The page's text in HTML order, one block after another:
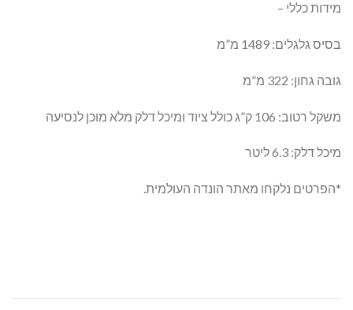
מידות כללי –
בסיס גלגלים: 1489 מ”מ
גובה גחון: 322 מ”מ
משקל רטוב: 106 ק”ג כולל ציוד ומיכל דלק מלא מוכן לנסיעה
מיכל דלק: 6.3 ליטר
*הפרטים נלקחו מאתר הונדה העולמית.